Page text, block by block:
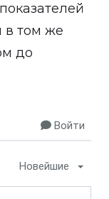
в том же
до
Войти
Новейшие